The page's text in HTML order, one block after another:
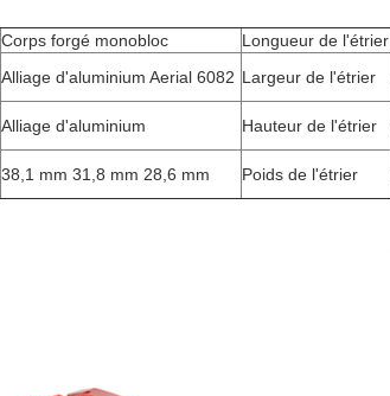
Corps forgé monobloc Longueur de l'étrier
Alliage d'aluminium Aerial 6082 Largeur de l'étrier
Alliage d'aluminium Hauteur de l'étrier
38,1 mm 31,8 mm 28,6 mm Poids de l'étrier